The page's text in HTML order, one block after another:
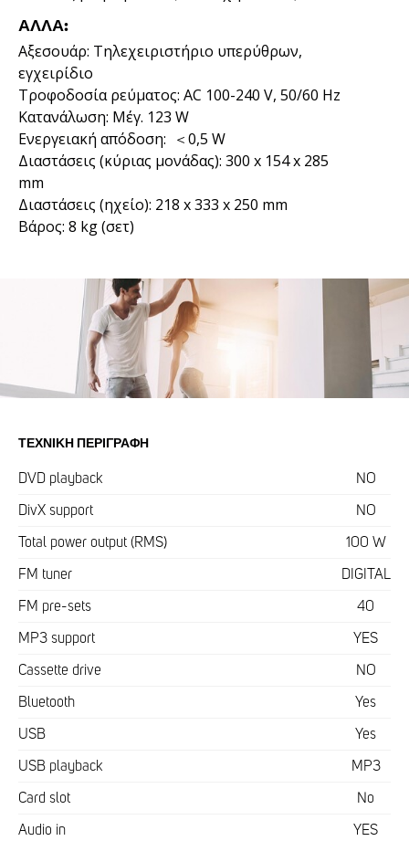
ΆΛΛΑ:
Αξεσουάρ: Τηλεχειριστήριο υπερύθρων,
εγχειρίδιο
Τροφοδοσία ρεύματος: AC 100-240 V, 50/60 Hz
Κατανάλωση: Μέγ. 123 W
Ενεργειακή απόδοση: ＜0,5 W
Διαστάσεις (κύριας μονάδας): 300 x 154 x 285
mm
Διαστάσεις (ηχείο): 218 x 333 x 250 mm
Βάρος: 8 kg (σετ)
ΤΕΧΝΙΚΉ ΠΕΡΙΓΡΑΦΉ
DVD playback NO
DivX support NO
Total power output (RMS) 100 W
FM tuner DIGITAL
FM pre-sets 40
MP3 support YES
Cassette drive NO
Bluetooth Yes
USB Yes
USB playback MP3
Card slot No
Audio in YES